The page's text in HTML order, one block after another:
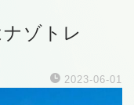
ゾトレ
2023-06-01